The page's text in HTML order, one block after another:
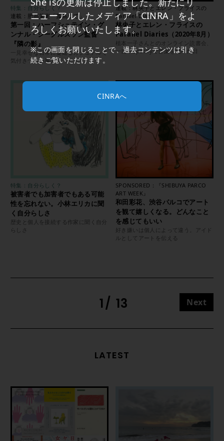
ニューアルしたメディア「CINRA」をよ
ろしくお願いいたします。
※この画面を閉じることで、過去コンテンツは引き
続きご覧いただけます。
CINRAへ
特集：自分らしく？
連載：肥髙茉実「孤島にて」
第一回：ハーフシュテイン・グ
ンナル・シーグルズソン監督
『隣の影』
一見幸せな日常に蔓延るカジュアルで
気付きづらい暴力
連載：林央子とエレン・フライスの
Parallel Diaries
林央子とエレン・フライスの
Parallel Diaries（2020年8月）
植本一子さんとのオンライン読書会、
一日中Spotifyで音楽を聴いた日
特集：自分らしく？
被害者でも加害者でもある可能
性を忘れない。小林エリカに聞
く自分らしさ
歴史と個人を接続する作家に聞く自分
らしさ
SPONSORED：『SHIBUYA PARCO
ART WEEK』
和田彩花、渋谷パルコでアート
を観て嬉しくなる。どんなこと
を感じてもいい
好き嫌いは個人によって違う。アイド
ルとしてアートを伝える
Next
1 13
LATEST